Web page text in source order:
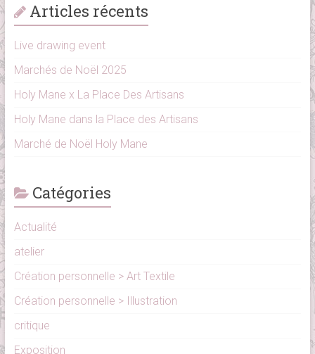
Articles récents
Live drawing event
Marchés de Noël 2025
Holy Mane x La Place Des Artisans
Holy Mane dans la Place des Artisans
Marché de Noël Holy Mane
Catégories
Actualité
atelier
Création personnelle > Art Textile
Création personnelle > Illustration
critique
Exposition